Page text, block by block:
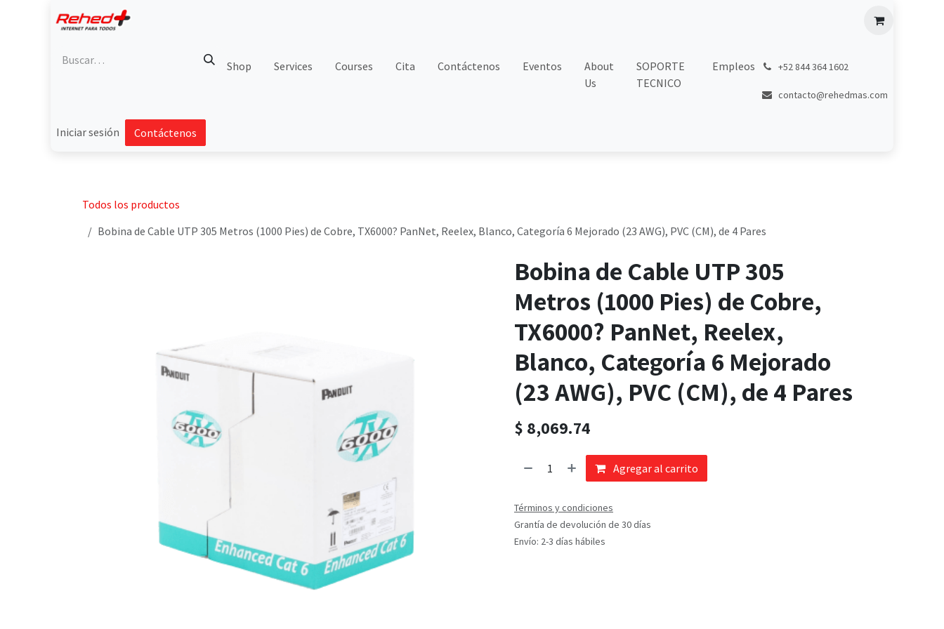
Shop Services Courses Cita Contáctenos Eventos
About
Us
SOPORTE
TECNICO
Empleos +52 844 364 1602
contacto@rehedmas.com
Iniciar sesión Contáctenos
Todos los productos
Bobina de Cable UTP 305 Metros (1000 Pies) de Cobre, TX6000? PanNet, Reelex, Blanco, Categoría 6 Mejorado (23 AWG), PVC (CM), de 4 Pares
Bobina de Cable UTP 305
Metros (1000 Pies) de Cobre,
TX6000? PanNet, Reelex,
Blanco, Categoría 6 Mejorado
(23 AWG), PVC (CM), de 4 Pares
$ 8,069.74
Agregar al carrito
Términos y condiciones
Grantía de devolución de 30 días
Envío: 2-3 días hábiles